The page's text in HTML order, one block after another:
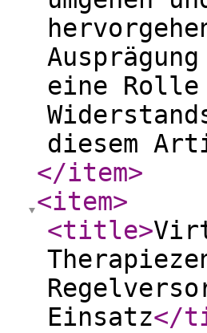
eine Rolle
diesem
</item>
<item>
<title>
Einsatz</